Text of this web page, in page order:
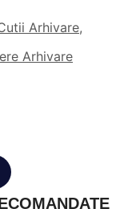
Arhivare,
Arhivare